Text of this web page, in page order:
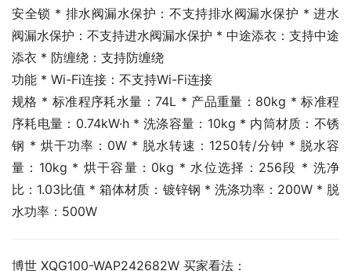
安全锁 * 排水阀漏水保护：不支持排水阀漏水保护 * 进水
阀漏水保护：不支持进水阀漏水保护 * 中途添衣：支持中途
添衣 * 防缠绕：支持防缠绕
功能 * Wi-Fi连接：不支持Wi-Fi连接
规格 * 标准程序耗水量：74L * 产品重量：80kg * 标准程
序耗电量：0.74kW·h * 洗涤容量：10kg * 内筒材质：不锈
钢 * 烘干功率：0W * 脱水转速：1250转/分钟 * 脱水容
量：10kg * 烘干容量：0kg * 水位选择：256段 * 洗净
比：1.03比值 * 箱体材质：镀锌钢 * 洗涤功率：200W * 脱
水功率：500W
博世 XQG100-WAP242682W 买家看法：